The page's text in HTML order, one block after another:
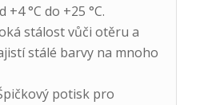
°C do +25 °C.
stálost vůči otěru a
stálé barvy na mnoho
potisk pro